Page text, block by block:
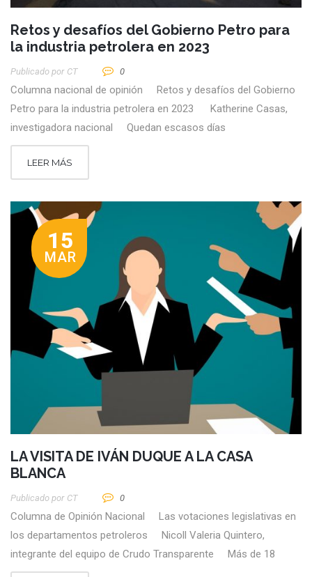
Retos y desafíos del Gobierno Petro para
la industria petrolera en 2023
Publicado por CT 0
Columna nacional de opinión Retos y desafíos del Gobierno
Petro para la industria petrolera en 2023 Katherine Casas,
investigadora nacional Quedan escasos días
LEER MÁS
15
MAR
LA VISITA DE IVÁN DUQUE A LA CASA
BLANCA
Publicado por CT 0
Columna de Opinión Nacional Las votaciones legislativas en
los departamentos petroleros Nicoll Valeria Quintero,
integrante del equipo de Crudo Transparente Más de 18